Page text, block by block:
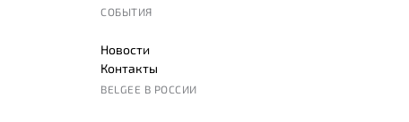
СОБЫТИЯ
Новости
Контакты
BELGEE В РОССИИ